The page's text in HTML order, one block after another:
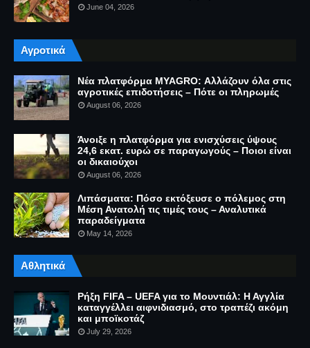
June 04, 2026
Αγροτικά
Νέα πλατφόρμα MYAGRO: Αλλάζουν όλα στις
αγροτικές επιδοτήσεις – Πότε οι πληρωμές
August 06, 2026
Άνοιξε η πλατφόρμα για ενισχύσεις ύψους
24,6 εκατ. ευρώ σε παραγωγούς – Ποιοι είναι
οι δικαιούχοι
August 06, 2026
Λιπάσματα: Πόσο εκτόξευσε ο πόλεμος στη
Μέση Ανατολή τις τιμές τους – Αναλυτικά
παραδείγματα
May 14, 2026
Αθλητικά
Ρήξη FIFA – UEFA για το Μουντιάλ: Η Αγγλία
καταγγέλλει αιφνιδιασμό, στο τραπέζι ακόμη
και μποϊκοτάζ
July 29, 2026